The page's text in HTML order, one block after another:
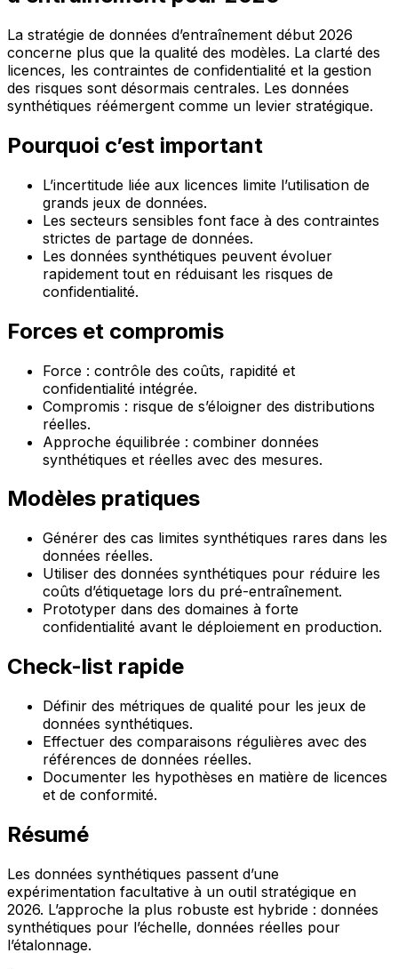
La stratégie de données d’entraînement début 2026
concerne plus que la qualité des modèles. La clarté des
licences, les contraintes de confidentialité et la gestion
des risques sont désormais centrales. Les données
synthétiques réémergent comme un levier stratégique.
Pourquoi c’est important
L’incertitude liée aux licences limite l’utilisation de
grands jeux de données.
Les secteurs sensibles font face à des contraintes
strictes de partage de données.
Les données synthétiques peuvent évoluer
rapidement tout en réduisant les risques de
confidentialité.
Forces et compromis
Force : contrôle des coûts, rapidité et
confidentialité intégrée.
Compromis : risque de s’éloigner des distributions
réelles.
Approche équilibrée : combiner données
synthétiques et réelles avec des mesures.
Modèles pratiques
Générer des cas limites synthétiques rares dans les
données réelles.
Utiliser des données synthétiques pour réduire les
coûts d’étiquetage lors du pré-entraînement.
Prototyper dans des domaines à forte
confidentialité avant le déploiement en production.
Check-list rapide
Définir des métriques de qualité pour les jeux de
données synthétiques.
Effectuer des comparaisons régulières avec des
références de données réelles.
Documenter les hypothèses en matière de licences
et de conformité.
Résumé
Les données synthétiques passent d’une
expérimentation facultative à un outil stratégique en
2026. L’approche la plus robuste est hybride : données
synthétiques pour l’échelle, données réelles pour
l’étalonnage.